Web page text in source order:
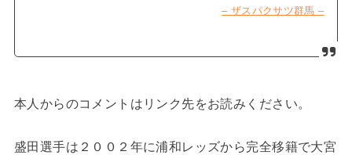
– ザスパクサツ群馬 –
本人からのコメントはリンク先をお読みください。
盛田選手は２００２年に浦和レッズから完全移籍で大宮